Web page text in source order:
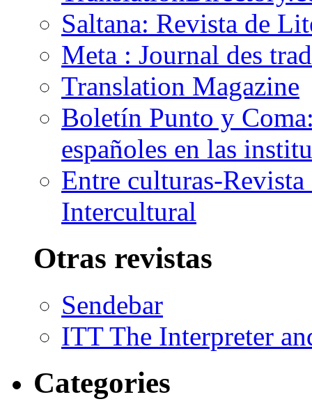
Saltana: Revista de
Meta : Journal des
Translation Magazine
Boletín Punto y
españoles en las
Entre culturas-
Intercultural
Otras revistas
Sendebar
ITT The Interpreter
Categories